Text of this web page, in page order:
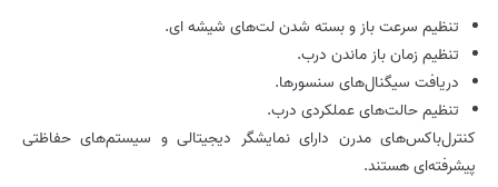
تنظیم سرعت باز و بسته شدن لت‌های شیشه ای.
تنظیم زمان باز ماندن درب.
دریافت سیگنال‌های سنسورها.
تنظیم حالت‌های عملکردی درب.
کنترل‌باکس‌های مدرن دارای نمایشگر دیجیتالی و سیستم‌های حفاظتی
پیشرفته‌ای هستند.